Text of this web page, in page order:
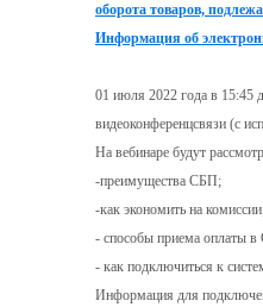
оборота товаров,
Информация об
01 июля 2022 года в 15:45
видеоконференцсвязи (с
На вебинаре будут
-преимущества СБП;
-как экономить на
- способы приема оплаты
- как подключиться к
Информация для